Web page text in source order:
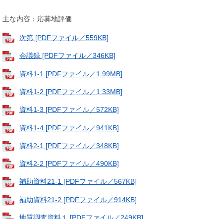
主な内容：応募地評価
次第 [PDFファイル／559KB]
会議録 [PDFファイル／346KB]
資料1-1 [PDFファイル／1.99MB]
資料1-2 [PDFファイル／1.33MB]
資料1-3 [PDFファイル／572KB]
資料1-4 [PDFファイル／941KB]
資料2-1 [PDFファイル／348KB]
資料2-2 [PDFファイル／490KB]
補助資料21-1 [PDFファイル／567KB]
補助資料21-2 [PDFファイル／914KB]